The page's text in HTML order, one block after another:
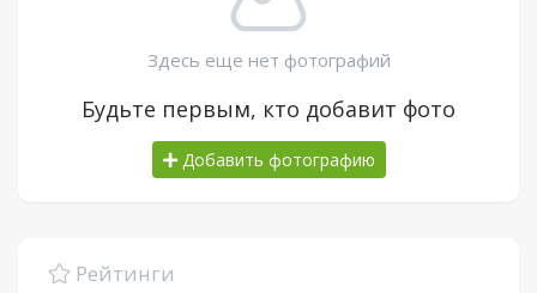
Здесь еще нет фотографий
Будьте первым, кто добавит фото
Добавить фотографию
Рейтинги